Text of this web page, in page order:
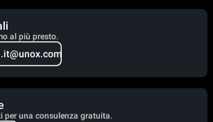
al più presto.
per una consulenza gratuita.